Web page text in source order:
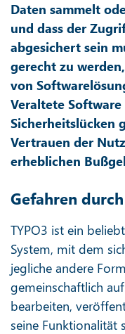
Daten sammelt
und dass der
abgesichert sein
gerecht zu
von
Veraltete
Sicherheitslücken
Vertrauen der
erheblichen
Gefahren
TYPO3 ist ein
System, mit dem
jegliche andere
gemeinschaftlich
bearbeiten,
seine Funktionalität